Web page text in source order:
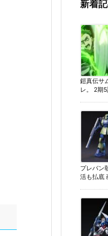
新着
鎧真伝サ
レ。 2期
プレバン
活も払底